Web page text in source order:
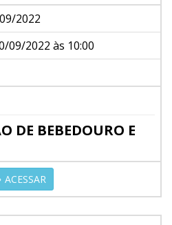
2022
09/2022 às 10:00
DE BEBEDOURO E
ACESSAR